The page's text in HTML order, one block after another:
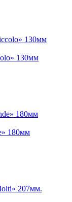
130мм
180мм